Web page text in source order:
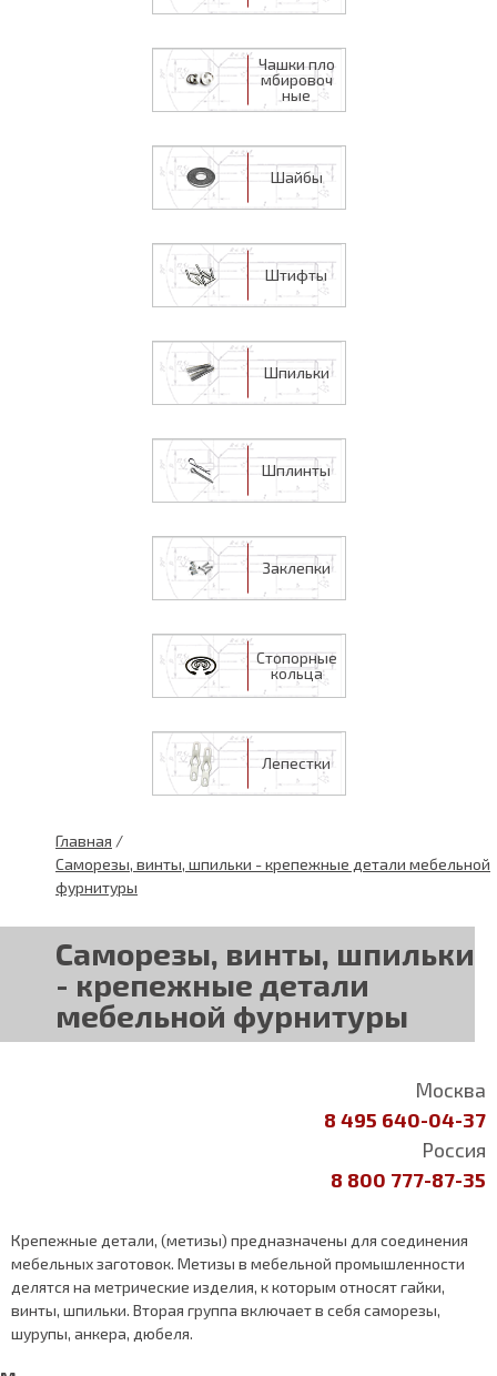
Чашки пло
мбировоч
ные
Шайбы
Штифты
Шпильки
Шплинты
Заклепки
Стопорные
кольца
Лепестки
Главная /
Саморезы, винты, шпильки - крепежные детали мебельной
фурнитуры
Саморезы, винты, шпильки
- крепежные детали
мебельной фурнитуры
Москва
8 495 640-04-37
Россия
8 800 777-87-35
Крепежные детали, (метизы) предназначены для соединения
мебельных заготовок. Метизы в мебельной промышленности
делятся на метрические изделия, к которым относят гайки,
винты, шпильки. Вторая группа включает в себя саморезы,
шурупы, анкера, дюбеля.